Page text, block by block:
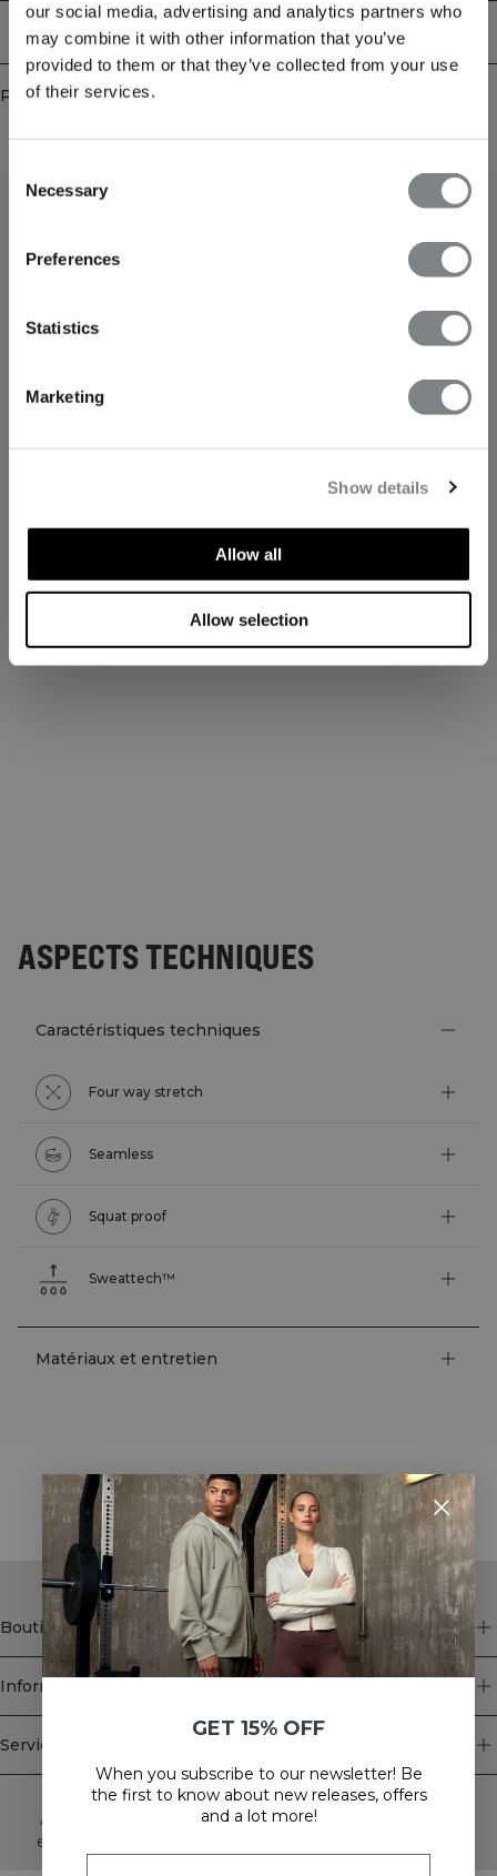
our social media, advertising and analytics partners who
may combine it with other information that you’ve
provided to them or that they’ve collected from your use
of their services.
Selection
Necessary
Preferences
Statistics
Marketing
Show details
Allow all
Allow selection
Livraison & retours
Produits similaires
ASPECTS TECHNIQUES
Caractéristiques techniques
Four way stretch
Seamless
Squat proof
Sweattech™
Matériaux et entretien
STYLE WITH
Boutique
Information
Service client
Newsletter
Abonnez-vous à notre newsletter! Recevez des offres
exclusives, nos dernières nouvelles et bien plus encore.
GET 15% OFF
When you subscribe to our newsletter! Be
the first to know about new releases, offers
and a lot more!